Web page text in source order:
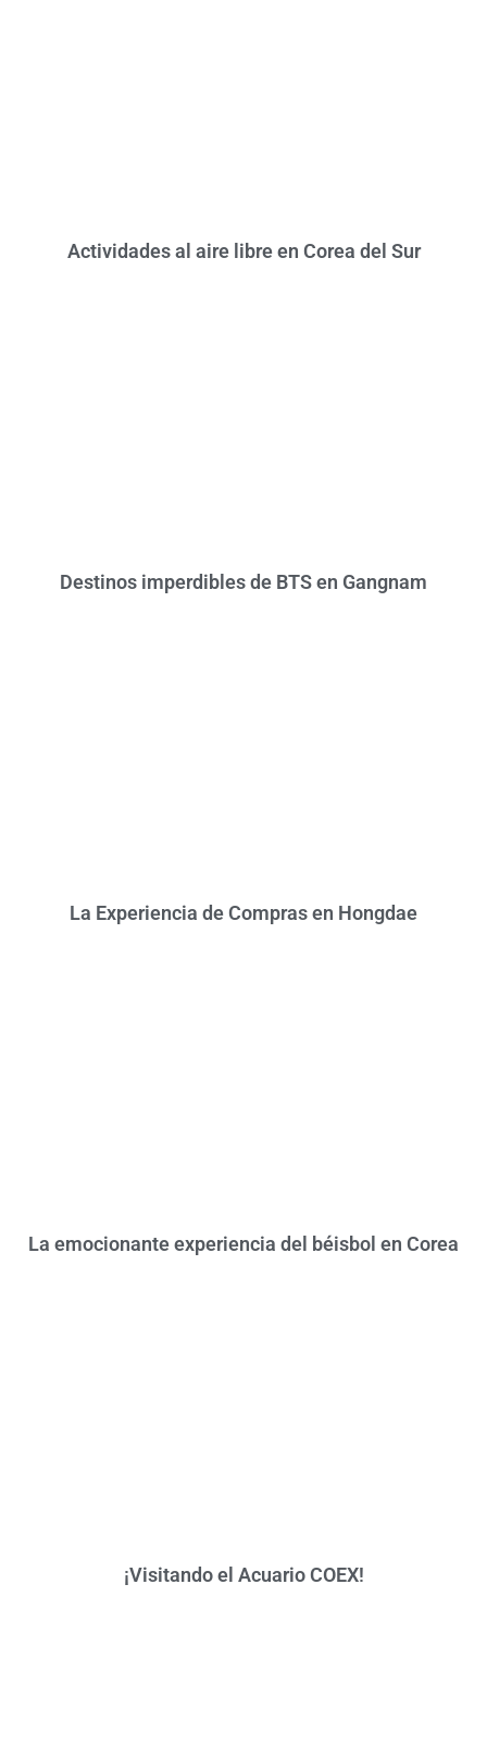
Actividades al aire libre en Corea del Sur
Destinos imperdibles de BTS en Gangnam
La Experiencia de Compras en Hongdae
La emocionante experiencia del béisbol en Corea
¡Visitando el Acuario COEX!